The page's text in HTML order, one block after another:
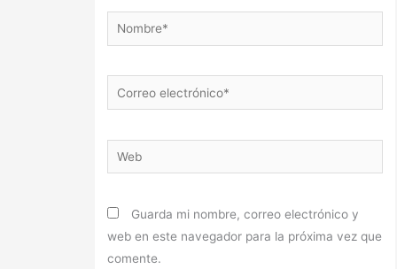
Nombre*
Correo
electrónico*
Web
Guarda mi nombre, correo electrónico y
web en este navegador para la próxima vez que
comente.